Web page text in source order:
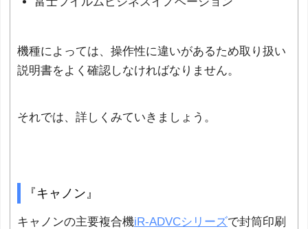
機種によっては、操作性に違いがあるため取り扱い
説明書をよく確認しなければなりません。
それでは、詳しくみていきましょう。
『キャノン』
キャノンの主要複合機iR-ADVCシリーズで封筒印刷